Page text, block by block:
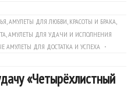
,АМУЛЕТЫ ДЛЯ ЛЮБВИ, КРАСОТЫ И БРАКА,
,АМУЛЕТЫ ДЛЯ УДАЧИ И ИСПОЛНЕНИЯ
АМУЛЕТЫ ДЛЯ ДОСТАТКА И УСПЕХА
«Четырёхлистный